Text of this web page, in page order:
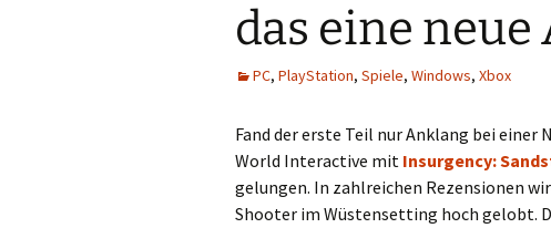
das eine neue
PC, PlayStation, Spiele, Windows, Xbox
Fand der erste Teil nur Anklang bei
World Interactive mit Insurgency:
gelungen. In zahlreichen Rezensionen
Shooter im Wüstensetting hoch gelobt.